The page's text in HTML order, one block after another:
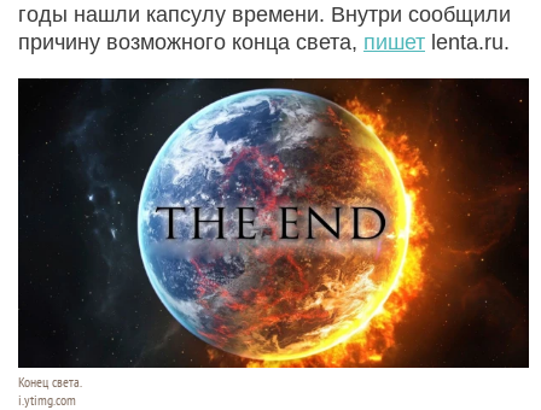
годы нашли капсулу времени. Внутри сообщили
причину возможного конца света, пишет lenta.ru.
Конец света.
i.ytimg.com